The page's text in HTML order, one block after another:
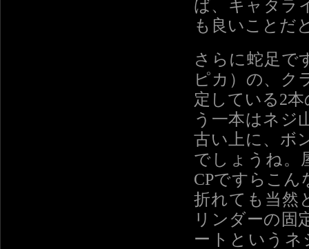
ば、キャタラ
も良いことだ
さらに蛇足で
ピカ）の、ク
定している2
う一本はネジ
古い上に、ボ
でしょうね。
CPですらこ
折れても当然
リンダーの固
ートというネ